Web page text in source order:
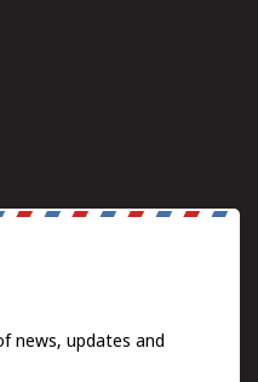
news, updates and